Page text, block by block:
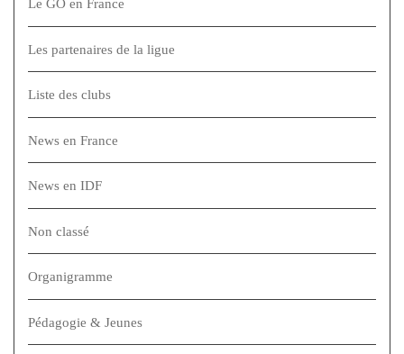
Le GO en France
Les partenaires de la ligue
Liste des clubs
News en France
News en IDF
Non classé
Organigramme
Pédagogie & Jeunes